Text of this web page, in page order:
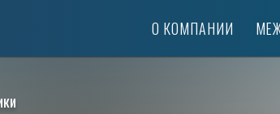
О КОМПАНИИ